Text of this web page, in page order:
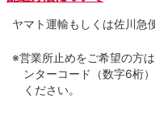
ヤマト運輸もしくは佐川急
※営業所止めをご希望の方
ンターコード（数字6桁
ください。